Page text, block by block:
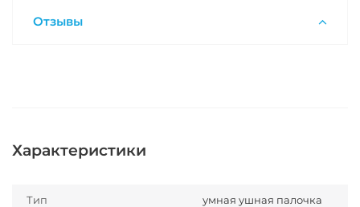
Отзывы
Характеристики
Тип умная ушная палочка